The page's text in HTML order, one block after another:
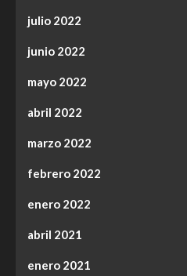
julio 2022
junio 2022
mayo 2022
abril 2022
marzo 2022
febrero 2022
enero 2022
abril 2021
enero 2021